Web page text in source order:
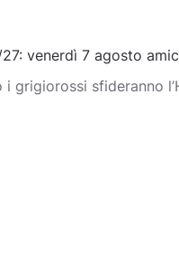
venerdì 7 agosto
grigiorossi sfideranno